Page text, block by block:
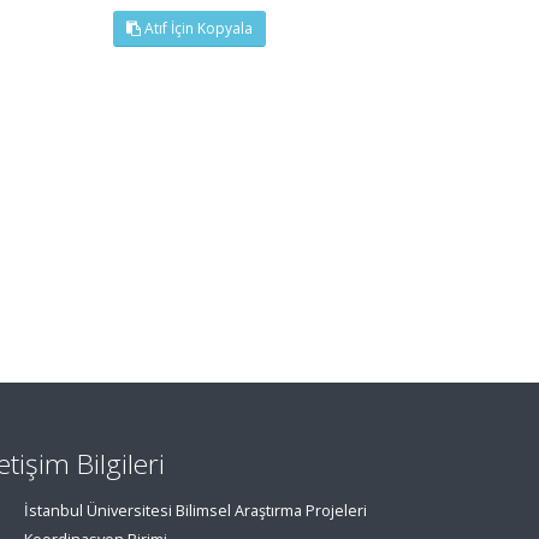
Atıf İçin Kopyala
Bilgileri
İstanbul Üniversitesi Bilimsel Araştırma Projeleri